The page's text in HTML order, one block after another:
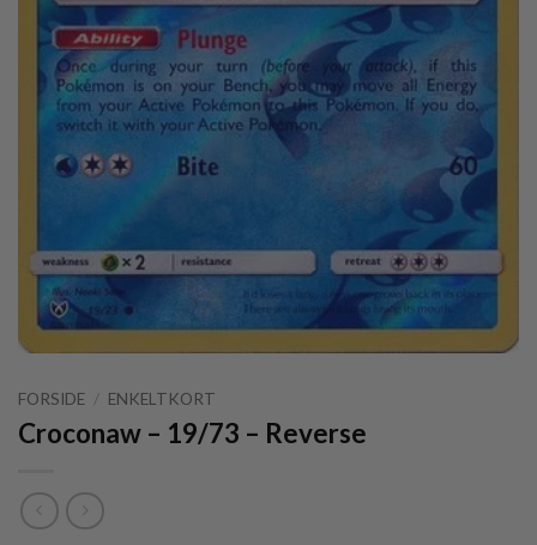
FORSIDE / ENKELTKORT
Croconaw – 19/73 – Reverse